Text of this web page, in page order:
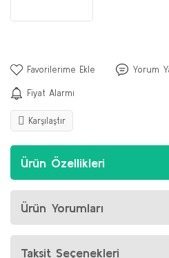
Yorum
Fiyat Alarmı
Karşılaştır
Ürün Özellikleri
Ürün Yorumları
Taksit Seçenekleri